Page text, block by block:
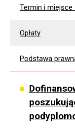
Termin i miejsce
Opłaty
Podstawa